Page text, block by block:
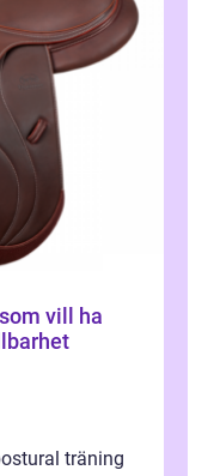
träning